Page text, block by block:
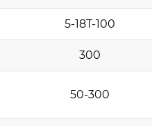
5-18T-100
300
50-300